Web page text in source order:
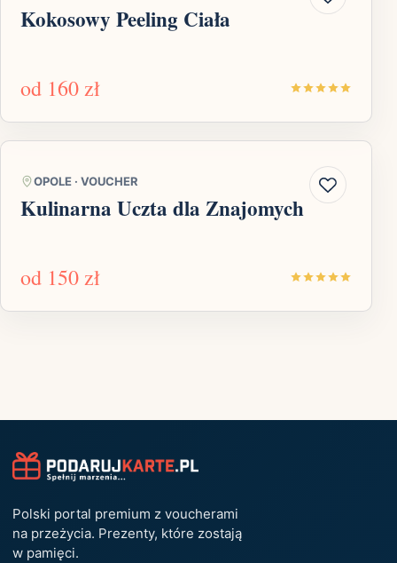
Kokosowy Peeling Ciała
od 160 zł
OPOLE · VOUCHER
Kulinarna Uczta dla Znajomych
od 150 zł
Polski portal premium z voucherami
na przeżycia. Prezenty, które zostają
w pamięci.